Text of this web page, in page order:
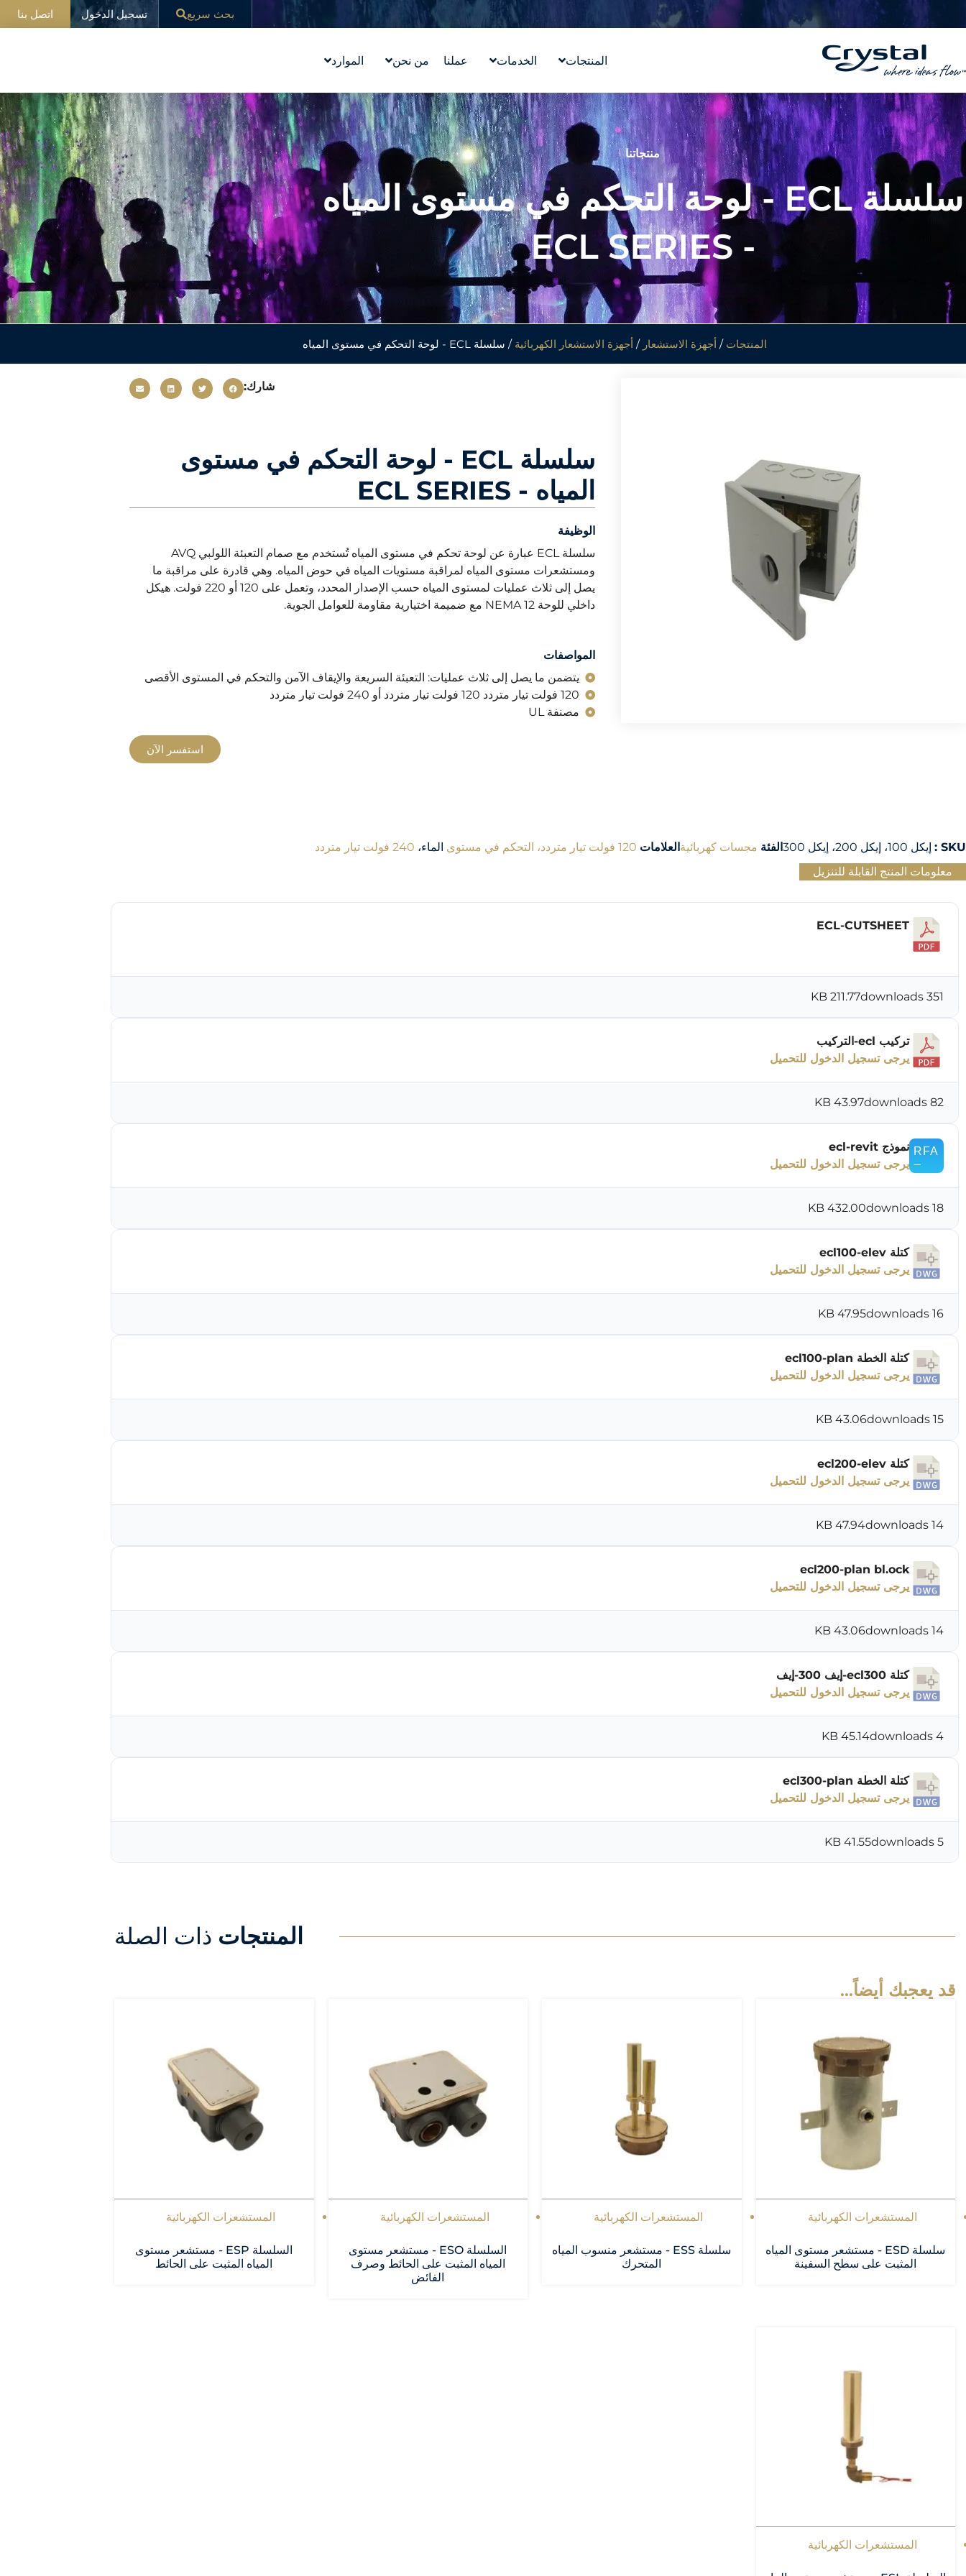
إلى
بحث سريع تسجيل الدخول اتصل بنا
المنتجات الخدمات
تصميم معالم مائية
ووترلاب ™WATERLAB
المنتج والدعم الفني
عملنا من نحن
قصتنا
قيمنا
تعرّف على الفريق
الوظائف
الموارد
التعليم
المدونة
في الأخبار
منتجاتنا
سلسلة ECL - لوحة التحكم في مستوى المياه
- ECL SERIES
المنتجات / أجهزة الاستشعار / أجهزة الاستشعار الكهربائية / سلسلة ECL - لوحة التحكم في مستوى المياه
شارك:
سلسلة ECL - لوحة التحكم في مستوى
المياه - ECL SERIES
الوظيفة
سلسلة ECL عبارة عن لوحة تحكم في مستوى المياه تُستخدم مع صمام التعبئة اللولبي AVQ
ومستشعرات مستوى المياه لمراقبة مستويات المياه في حوض المياه. وهي قادرة على مراقبة ما
يصل إلى ثلاث عمليات لمستوى المياه حسب الإصدار المحدد، وتعمل على 120 أو 220 فولت. هيكل
داخلي للوحة NEMA 12 مع ضميمة اختيارية مقاومة للعوامل الجوية.
المواصفات
يتضمن ما يصل إلى ثلاث عمليات: التعبئة السريعة والإيقاف الآمن والتحكم في المستوى الأقصى
120 فولت تيار متردد 120 فولت تيار متردد أو 240 فولت تيار متردد
مصنفة UL
استفسر الآن
SKU : إيكل 100، إيكل 200، إيكل 300 الفئة مجسات كهربائيةالعلامات 120 فولت تيار متردد، التحكم في مستوى الماء، 240 فولت تيار متردد
معلومات المنتج القابلة للتنزيل
ECL-CUTSHEET
351 downloads
211.77 KB
تركيب ecl-التركيب
يرجى تسجيل الدخول للتحميل
82 downloads
43.97 KB
نموذج ecl-revit
يرجى تسجيل الدخول للتحميل
18 downloads
432.00 KB
كتلة ecl100-elev
يرجى تسجيل الدخول للتحميل
16 downloads
47.95 KB
كتلة الخطة ecl100-plan
يرجى تسجيل الدخول للتحميل
15 downloads
43.06 KB
كتلة ecl200-elev
يرجى تسجيل الدخول للتحميل
14 downloads
47.94 KB
ecl200-plan bl.ock
يرجى تسجيل الدخول للتحميل
14 downloads
43.06 KB
كتلة ecl300-إيف 300-إيف
يرجى تسجيل الدخول للتحميل
4 downloads
45.14 KB
كتلة الخطة ecl300-plan
يرجى تسجيل الدخول للتحميل
5 downloads
41.55 KB
المنتجات ذات الصلة
قد يعجبك أيضاً...
المستشعرات الكهربائية
سلسلة ESD - مستشعر مستوى المياه
المثبت على سطح السفينة
المستشعرات الكهربائية
سلسلة ESS - مستشعر منسوب المياه
المتحرك
المستشعرات الكهربائية
السلسلة ESO - مستشعر مستوى
المياه المثبت على الحائط وصرف
الفائض
المستشعرات الكهربائية
السلسلة ESP - مستشعر مستوى
المياه المثبت على الحائط
المستشعرات الكهربائية